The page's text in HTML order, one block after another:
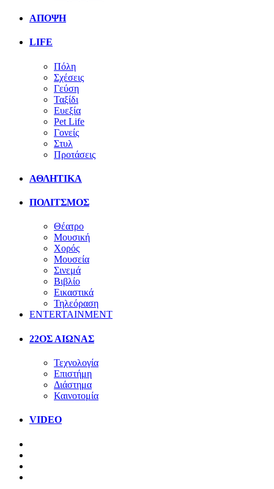
ΑΠΟΨΗ
LIFE
Πόλη
Σχέσεις
Γεύση
Ταξίδι
Ευεξία
Pet Life
Γονείς
Στυλ
Προτάσεις
ΑΘΛΗΤΙΚΑ
ΠΟΛΙΤΣΜΟΣ
Θέατρο
Μουσική
Χορός
Μουσεία
Σινεμά
Βιβλίο
Εικαστικά
Τηλεόραση
ENTERTAINMENT
22ΟΣ ΑΙΩΝΑΣ
Τεχνολογία
Επιστήμη
Διάστημα
Καινοτομία
VIDEO